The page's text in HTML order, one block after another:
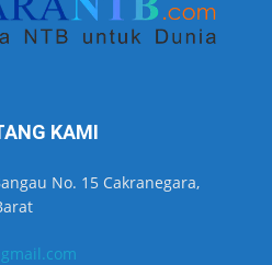
KAMI
No. 15 Cakranegara,